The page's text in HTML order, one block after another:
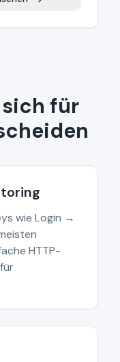
sich für
wie Login →
HTTP-